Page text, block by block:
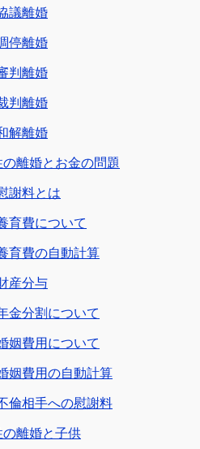
議離婚
停離婚
判離婚
判離婚
解離婚
の離婚とお金の問題
謝料とは
育費について
育費の自動計算
産分与
金分割について
姻費用について
姻費用の自動計算
倫相手への慰謝料
の離婚と子供